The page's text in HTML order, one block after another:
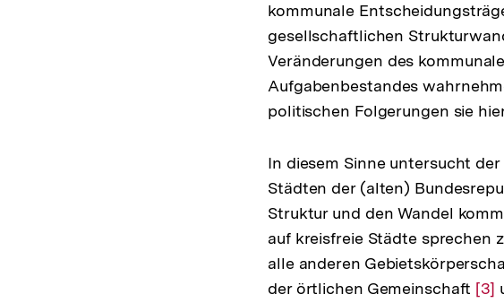
der
Fußnote
kommunale
gesellschaftlichen
Veränderungen des
Aufgabenbestandes
politischen Folgerungen sie
In diesem Sinne untersucht
Städten der (alten)
Struktur und den Wandel
auf kreisfreie Städte sprechen
alle anderen
der örtlichen Gemeinschaft Zur
[3]